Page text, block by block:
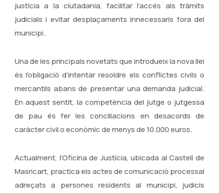
justícia a la ciutadania, facilitar l’accés als tràmits
judicials i evitar desplaçaments innecessaris fora del
municipi.
Una de les principals novetats que introdueix la nova llei
és l’obligació d’intentar resoldre els conflictes civils o
mercantils abans de presentar una demanda judicial.
En aquest sentit, la competència del jutge o jutgessa
de pau és fer les conciliacions en desacords de
caràcter civil o econòmic de menys de 10.000 euros.
Actualment, l’Oficina de Justícia, ubicada al Castell de
Masricart, practica els actes de comunicació processal
adreçats a persones residents al municipi, judicis